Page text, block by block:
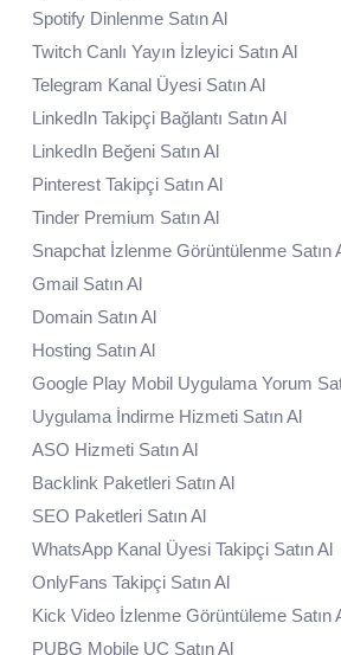
Spotify Dinlenme Satın Al
Twitch Canlı Yayın İzleyici Satın Al
Telegram Kanal Üyesi Satın Al
LinkedIn Takipçi Bağlantı Satın Al
LinkedIn Beğeni Satın Al
Pinterest Takipçi Satın Al
Tinder Premium Satın Al
Snapchat İzlenme Görüntülenme Satın
Gmail Satın Al
Domain Satın Al
Hosting Satın Al
Google Play Mobil Uygulama Yorum
Uygulama İndirme Hizmeti Satın Al
ASO Hizmeti Satın Al
Backlink Paketleri Satın Al
SEO Paketleri Satın Al
WhatsApp Kanal Üyesi Takipçi Satın Al
OnlyFans Takipçi Satın Al
Kick Video İzlenme Görüntüleme Satın
PUBG Mobile UC Satın Al